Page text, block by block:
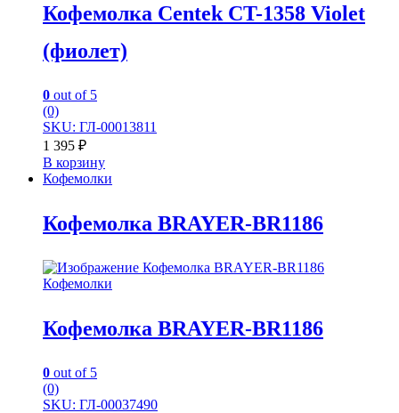
Кофемолка Centek CT-1358 Violet
(фиолет)
0 out of 5
(0)
SKU: ГЛ-00013811
1 395 ₽
В корзину
Кофемолки
Кофемолка BRAYER-BR1186
Кофемолки
Кофемолка BRAYER-BR1186
0 out of 5
(0)
SKU: ГЛ-00037490